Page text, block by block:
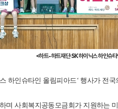
<하트-하트재단·SK하이닉스 하인슈
하인슈타인 올림피아드‘ 행사가 전
며 사회복지공동모금회가 지원하는